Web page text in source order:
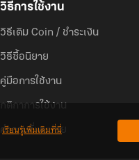
วิธีการใช้งาน
วิธีเติม Coin / ชำระเงิน
วิธีซื้อนิยาย
คู่มือการใช้งาน
กติกาการใช้งาน
คำถามที่พบบ่อย
เรียนรู้เพิ่มเติมที่นี่